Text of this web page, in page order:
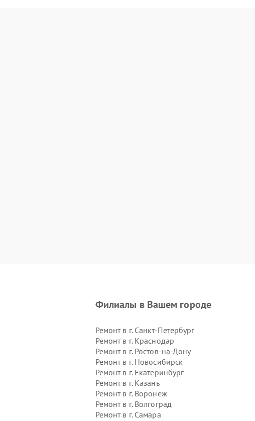
Филиалы в Вашем городе
Ремонт в г. Санкт-Петербург
Ремонт в г. Краснодар
Ремонт в г. Ростов-на-Дону
Ремонт в г. Новосибирск
Ремонт в г. Екатеринбург
Ремонт в г. Казань
Ремонт в г. Воронеж
Ремонт в г. Волгоград
Ремонт в г. Самара